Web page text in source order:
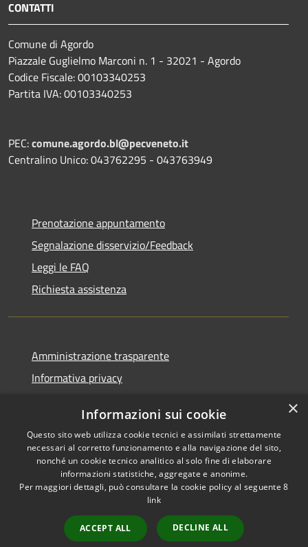
CONTATTI
Comune di Agordo
Piazzale Guglielmo Marconi n. 1 - 32021 - Agordo
Codice Fiscale: 00103340253
Partita IVA: 00103340253
PEC:comune.agordo.bl@pecveneto.it
Centralino Unico: 043762295 - 043763949
Prenotazione appuntamento
Segnalazione disservizio/Feedback
Leggi le FAQ
Richiesta assistenza
Amministrazione trasparente
Informativa privacy
Dichiarazione di accessibilità
RSS
Copyright © 2026 • Comune di
Municipium •
redazione
×
Informazioni sui cookie
Questo sito web utilizza cookie tecnici e assimilati strettamente
necessari al corretto funzionamento e alla navigazione del sito,
nonché un cookie tecnico analitico al solo fine di elaborare
informazioni statistiche, aggregate e anonime.
Per maggiori dettagli, può consultare la cookie policy al seguente8
link
ACCEPT ALL DECLINE ALL